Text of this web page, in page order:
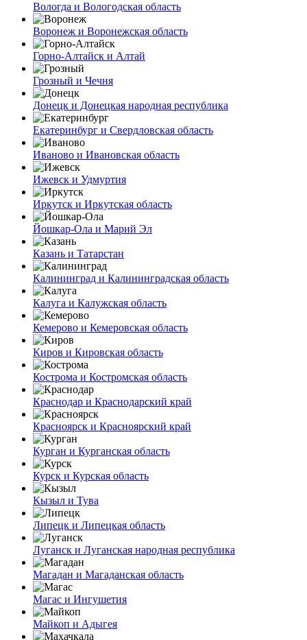
Вологда и Вологодская область
Воронеж и Воронежская область
Горно-Алтайск и Алтай
Грозный и Чечня
Донецк и Донецкая народная республика
Екатеринбург и Свердловская область
Иваново и Ивановская область
Ижевск и Удмуртия
Иркутск и Иркутская область
Йошкар-Ола и Марий Эл
Казань и Татарстан
Калининград и Калининградская область
Калуга и Калужская область
Кемерово и Кемеровская область
Киров и Кировская область
Кострома и Костромская область
Краснодар и Краснодарский край
Красноярск и Красноярский край
Курган и Курганская область
Курск и Курская область
Кызыл и Тува
Липецк и Липецкая область
Луганск и Луганская народная республика
Магадан и Магаданская область
Магас и Ингушетия
Майкоп и Адыгея